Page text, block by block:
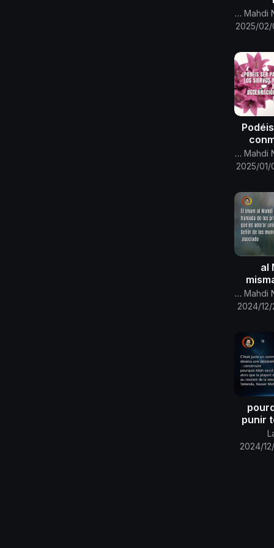
Canal Oficial Del Imam Al Mahdi Nasser Mohammed
2025/
Canal Oficial Del Imam Al Mahdi Nasser Mohammed
2025/01/
al
Canal Oficial Del Imam Al Mahdi Nasser Mohammed
2024/
punir
2024/